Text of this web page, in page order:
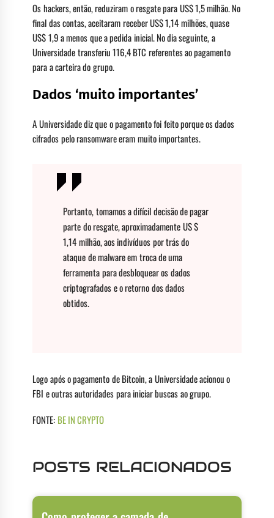
Os hackers, então, reduziram o resgate para US$ 1,5 milhão. No
final das contas, aceitaram receber US$ 1,14 milhões, quase
US$ 1,9 a menos que a pedida inicial. No dia seguinte, a
Universidade transferiu 116,4 BTC referentes ao pagamento
para a carteira do grupo.
Dados ‘muito importantes’
A Universidade diz que o pagamento foi feito porque os dados
cifrados pelo ransomware eram muito importantes.
Portanto, tomamos a difícil decisão de pagar
parte do resgate, aproximadamente US $
1,14 milhão, aos indivíduos por trás do
ataque de malware em troca de uma
ferramenta para desbloquear os dados
criptografados e o retorno dos dados
obtidos.
Logo após o pagamento de Bitcoin, a Universidade acionou o
FBI e outras autoridades para iniciar buscas ao grupo.
FONTE: BE IN CRYPTO
POSTS RELACIONADOS